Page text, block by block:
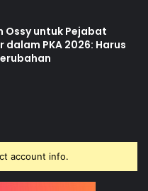
Ossy untuk Pejabat
PKA 2026: Harus
account info.